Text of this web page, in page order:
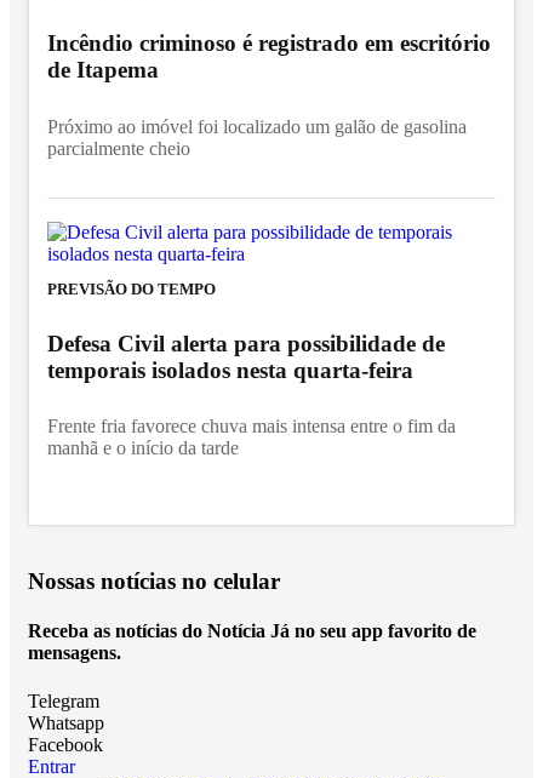
Incêndio criminoso é registrado em escritório
de Itapema
Próximo ao imóvel foi localizado um galão de gasolina
parcialmente cheio
PREVISÃO DO TEMPO
Defesa Civil alerta para possibilidade de
temporais isolados nesta quarta-feira
Frente fria favorece chuva mais intensa entre o fim da
manhã e o início da tarde
Nossas notícias no celular
Receba as notícias do Notícia Já no seu app favorito de
mensagens.
Telegram
Whatsapp
Facebook
Entrar